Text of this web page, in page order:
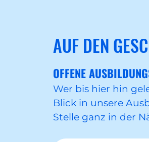
AUF DEN
OFFENE
Wer bis hier hin
Blick in unsere
Stelle ganz in der